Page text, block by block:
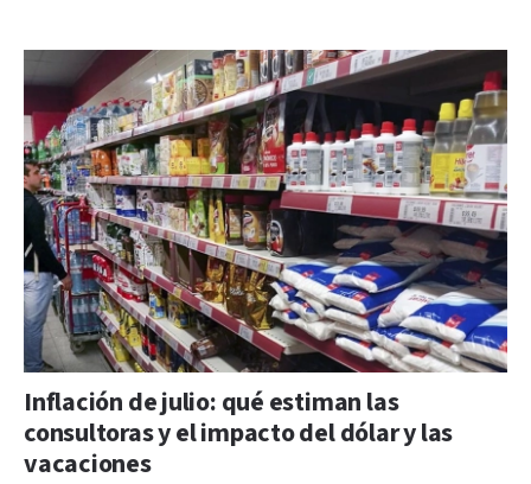
Inflación de julio: qué estiman las
consultoras y el impacto del dólar y las
vacaciones